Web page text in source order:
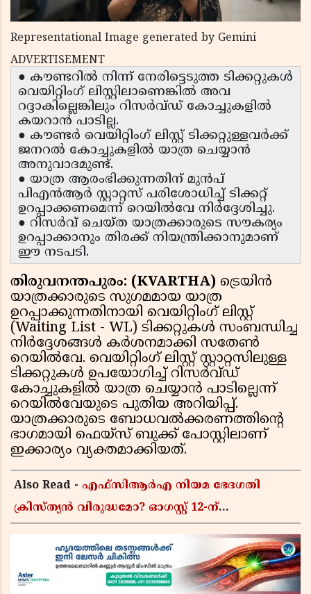
Representational Image generated by Gemini
ADVERTISEMENT
● കൗണ്ടറിൽ നിന്ന് നേരിട്ടെടുത്ത ടിക്കറ്റുകൾ
വെയിറ്റിംഗ് ലിസ്റ്റിലാണെങ്കിൽ അവ
റദ്ദാകില്ലെങ്കിലും റിസർവ്ഡ് കോച്ചുകളിൽ
കയറാൻ പാടില്ല.
● കൗണ്ടർ വെയിറ്റിംഗ് ലിസ്റ്റ് ടിക്കറ്റുള്ളവർക്ക്
ജനറൽ കോച്ചുകളിൽ യാത്ര ചെയ്യാൻ
അനുവാദമുണ്ട്.
● യാത്ര ആരംഭിക്കുന്നതിന് മുൻപ്
പിഎൻആർ സ്റ്റാറ്റസ് പരിശോധിച്ച് ടിക്കറ്റ്
ഉറപ്പാക്കണമെന്ന് റെയിൽവേ നിർദ്ദേശിച്ചു.
● റിസർവ് ചെയ്ത യാത്രക്കാരുടെ സൗകര്യം
ഉറപ്പാക്കാനും തിരക്ക് നിയന്ത്രിക്കാനുമാണ്
ഈ നടപടി.
തിരുവനന്തപുരം: (KVARTHA) ട്രെയിൻ
യാത്രക്കാരുടെ സുഗമമായ യാത്ര
ഉറപ്പാക്കുന്നതിനായി വെയിറ്റിംഗ് ലിസ്റ്റ്
(Waiting List - WL) ടിക്കറ്റുകൾ സംബന്ധിച്ച
നിർദ്ദേശങ്ങൾ കർശനമാക്കി സതേൺ
റെയിൽവേ. വെയിറ്റിംഗ് ലിസ്റ്റ് സ്റ്റാറ്റസിലുള്ള
ടിക്കറ്റുകൾ ഉപയോഗിച്ച് റിസർവ്ഡ്
കോച്ചുകളിൽ യാത്ര ചെയ്യാൻ പാടില്ലെന്ന്
റെയിൽവേയുടെ പുതിയ അറിയിപ്പ്.
യാത്രക്കാരുടെ ബോധവൽക്കരണത്തിന്റെ
ഭാഗമായി ഫെയ്സ് ബുക്ക് പോസ്റ്റിലാണ്
ഇക്കാര്യം വ്യക്തമാക്കിയത്.
Also Read - എഫ്സിആർഎ നിയമ ഭേദഗതി
ക്രിസ്ത്യൻ വിരുദ്ധമോ? ഓഗസ്റ്റ് 12-ന്
യഥാർത്ഥ അജണ്ട എന്ത്?